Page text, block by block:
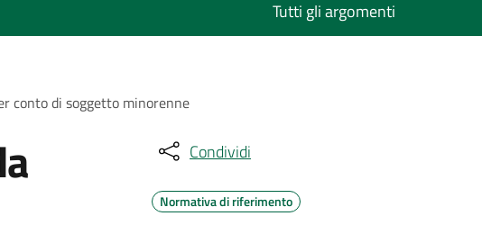
Tutti gli argomenti
conto di soggetto minorenne
Condividi
Normativa di riferimento